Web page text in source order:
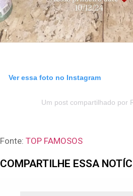
Ver essa foto no Instagram
Um post compartilhado por
Fonte: TOP FAMOSOS
COMPARTILHE ESSA